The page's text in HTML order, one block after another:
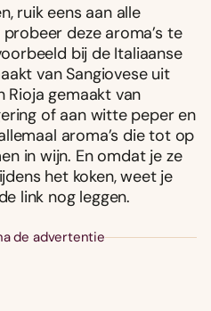
ruik eens aan alle
deze aroma’s te
bij de Italiaanse
van Sangiovese uit
Rioja gemaakt van
of aan witte peper en
aroma’s die tot op
in wijn. En omdat je ze
het koken, weet je
link nog leggen.
de advertentie